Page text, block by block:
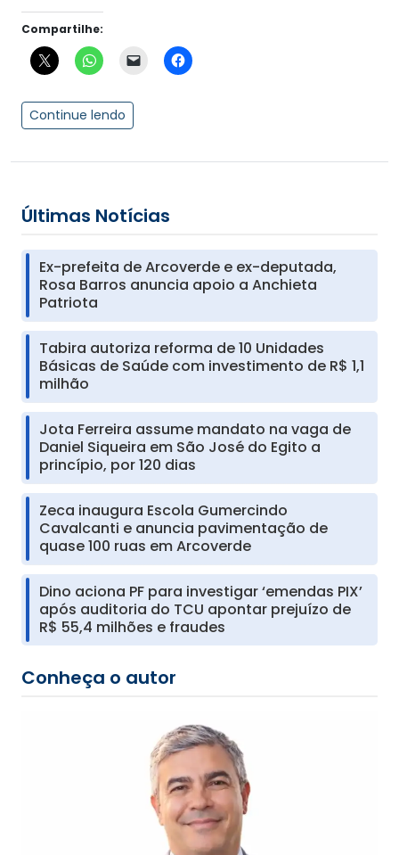
Compartilhe:
Continue lendo
Últimas Notícias
Ex-prefeita de Arcoverde e ex-deputada,
Rosa Barros anuncia apoio a Anchieta
Patriota
Tabira autoriza reforma de 10 Unidades
Básicas de Saúde com investimento de R$ 1,1
milhão
Jota Ferreira assume mandato na vaga de
Daniel Siqueira em São José do Egito a
princípio, por 120 dias
Zeca inaugura Escola Gumercindo
Cavalcanti e anuncia pavimentação de
quase 100 ruas em Arcoverde
Dino aciona PF para investigar ‘emendas PIX’
após auditoria do TCU apontar prejuízo de
R$ 55,4 milhões e fraudes
Conheça o autor